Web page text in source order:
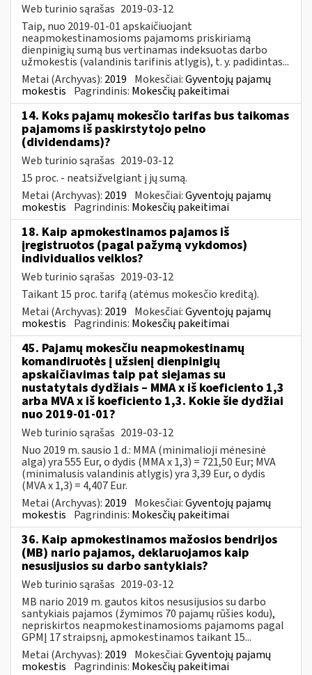
Web turinio sąrašas 2019-03-12
Taip, nuo 2019-01-01 apskaičiuojant
neapmokestinamosioms pajamoms priskiriamą
dienpinigių sumą bus vertinamas indeksuotas darbo
užmokestis (valandinis tarifinis atlygis), t. y. padidintas...
Metai (Archyvas): 2019 Mokesčiai:Gyventojų pajamų
mokestis Pagrindinis: Mokesčių pakeitimai
14. Koks pajamų mokesčio tarifas bus taikomas
pajamoms iš paskirstytojo pelno
(dividendams)?
Web turinio sąrašas 2019-03-12
15 proc. - neatsižvelgiant į jų sumą.
Metai (Archyvas): 2019 Mokesčiai:Gyventojų pajamų
mokestis Pagrindinis: Mokesčių pakeitimai
18. Kaip apmokestinamos pajamos iš
įregistruotos (pagal pažymą vykdomos)
individualios veiklos?
Web turinio sąrašas 2019-03-12
Taikant 15 proc. tarifą (atėmus mokesčio kreditą).
Metai (Archyvas): 2019 Mokesčiai:Gyventojų pajamų
mokestis Pagrindinis: Mokesčių pakeitimai
45. Pajamų mokesčiu neapmokestinamų
komandiruotės į užsienį dienpinigių
apskaičiavimas taip pat siejamas su
nustatytais dydžiais – MMA x iš koeficiento 1,3
arba MVA x iš koeficiento 1,3. Kokie šie dydžiai
nuo 2019-01-01?
Web turinio sąrašas 2019-03-12
Nuo 2019 m. sausio 1 d.: MMA (minimalioji mėnesinė
alga) yra 555 Eur, o dydis (MMA x 1,3) = 721,50 Eur; MVA
(minimalusis valandinis atlygis) yra 3,39 Eur, o dydis
(MVA x 1,3) = 4,407 Eur.
Metai (Archyvas): 2019 Mokesčiai:Gyventojų pajamų
mokestis Pagrindinis: Mokesčių pakeitimai
36. Kaip apmokestinamos mažosios bendrijos
(MB) nario pajamos, deklaruojamos kaip
nesusijusios su darbo santykiais?
Web turinio sąrašas 2019-03-12
MB nario 2019 m. gautos kitos nesusijusios su darbo
santykiais pajamos (žymimos 70 pajamų rūšies kodu),
nepriskirtos neapmokestinamosioms pajamoms pagal
GPMĮ 17 straipsnį, apmokestinamos taikant 15...
Metai (Archyvas): 2019 Mokesčiai:Gyventojų pajamų
mokestis Pagrindinis: Mokesčių pakeitimai